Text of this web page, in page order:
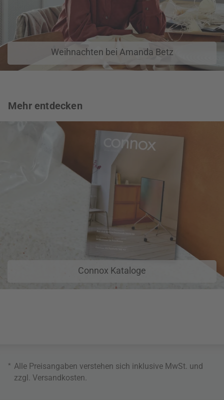
Weihnachten bei Amanda Betz
Mehr entdecken
Connox Kataloge
* Alle Preisangaben verstehen sich inklusive MwSt. und
zzgl. Versandkosten.